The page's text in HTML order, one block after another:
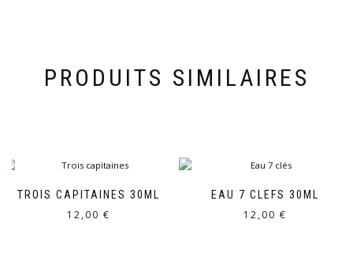
PRODUITS SIMILAIRES
TROIS CAPITAINES 30ML
12,00 €
EAU 7 CLEFS 30ML
12,00 €